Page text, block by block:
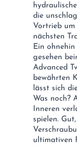
die
Vortrieb um
nächsten
Ein ohnehin
gesehen
Advanced
bewährten
lässt sich
Was noch?
Inneren
spielen.
ultimativen